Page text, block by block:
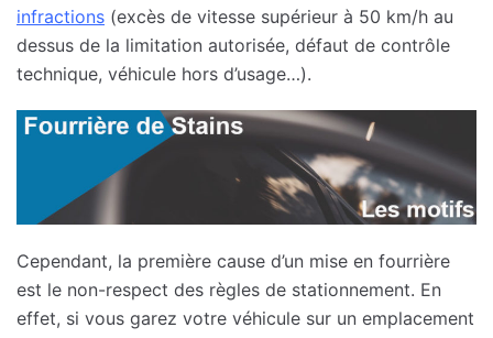
infractions (excès de vitesse supérieur à 50 km/h au
dessus de la limitation autorisée, défaut de contrôle
technique, véhicule hors d’usage…).
Cependant, la première cause d’un mise en fourrière
est le non-respect des règles de stationnement. En
effet, si vous garez votre véhicule sur un emplacement